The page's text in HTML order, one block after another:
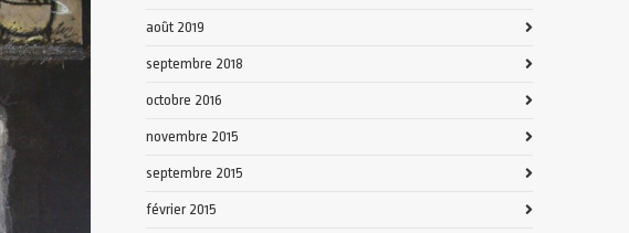
août 2019
septembre 2018
octobre 2016
novembre 2015
septembre 2015
février 2015